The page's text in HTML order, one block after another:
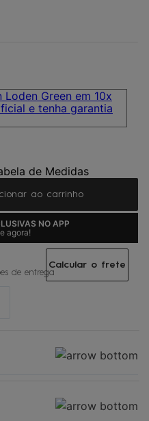
de Medidas
ao carrinho
NO APP
agora!
Calcular o frete